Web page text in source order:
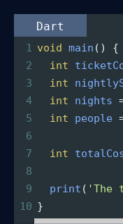
Dart
1 void main () {
2
int
3
int
4
int nights
5
int people
6
7
int
8
9
print (
10 }